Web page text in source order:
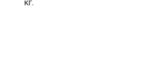
кг.